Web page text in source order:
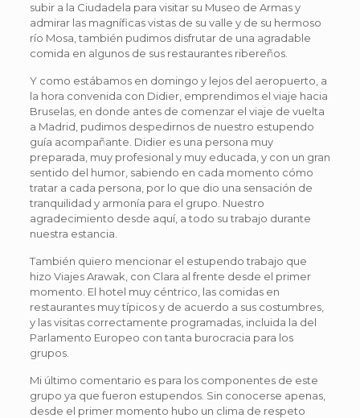
subir a la Ciudadela para visitar su Museo de Armas y
admirar las magníficas vistas de su valle y de su hermoso
río Mosa, también pudimos disfrutar de una agradable
comida en algunos de sus restaurantes ribereños.
Y como estábamos en domingo y lejos del aeropuerto, a
la hora convenida con Didier, emprendimos el viaje hacia
Bruselas, en donde antes de comenzar el viaje de vuelta
a Madrid, pudimos despedirnos de nuestro estupendo
guía acompañante. Didier es una persona muy
preparada, muy profesional y muy educada, y con un gran
sentido del humor, sabiendo en cada momento cómo
tratar a cada persona, por lo que dio una sensación de
tranquilidad y armonía para el grupo. Nuestro
agradecimiento desde aquí, a todo su trabajo durante
nuestra estancia.
También quiero mencionar el estupendo trabajo que
hizo Viajes Arawak, con Clara al frente desde el primer
momento. El hotel muy céntrico, las comidas en
restaurantes muy típicos y de acuerdo a sus costumbres,
y las visitas correctamente programadas, incluida la del
Parlamento Europeo con tanta burocracia para los
grupos.
Mi último comentario es para los componentes de este
grupo ya que fueron estupendos. Sin conocerse apenas,
desde el primer momento hubo un clima de respeto